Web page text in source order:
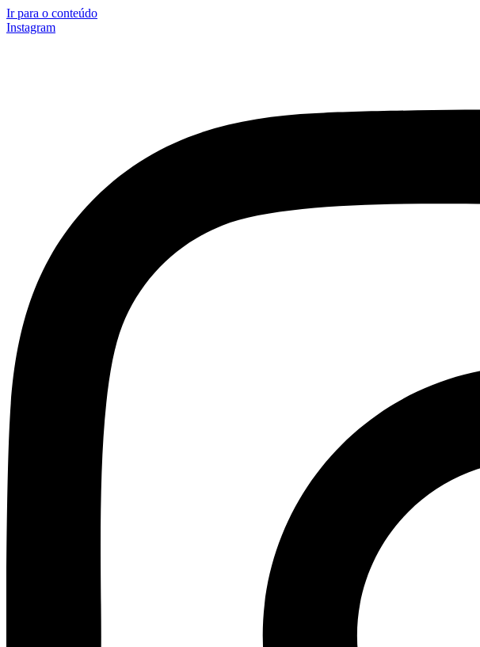
Ir para o conteúdo
Instagram